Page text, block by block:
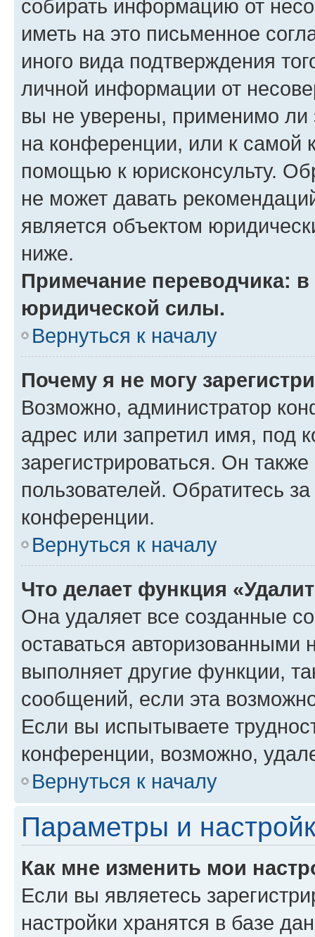
собирать информацию от
иметь на это письменное
иного вида подтверждения
личной информации от
вы не уверены, применимо ли
на конференции, или к самой
помощью к юрисконсульту.
не может давать
является объектом
ниже.
Примечание переводчика:
юридической силы.
Вернуться к началу
Почему я не могу
Возможно, администратор
адрес или запретил имя, под
зарегистрироваться. Он
пользователей. Обратитесь
конференции.
Вернуться к началу
Что делает функция
Она удаляет все созданные
оставаться авторизованными
выполняет другие функции,
сообщений, если эта
Если вы испытываете
конференции, возможно,
Вернуться к началу
Параметры и
Как мне изменить мои
Если вы являетесь
настройки хранятся в базе